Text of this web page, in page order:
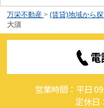
万栄不動産 > (賃貸)地域から
大須
営業時間：平日
定休日